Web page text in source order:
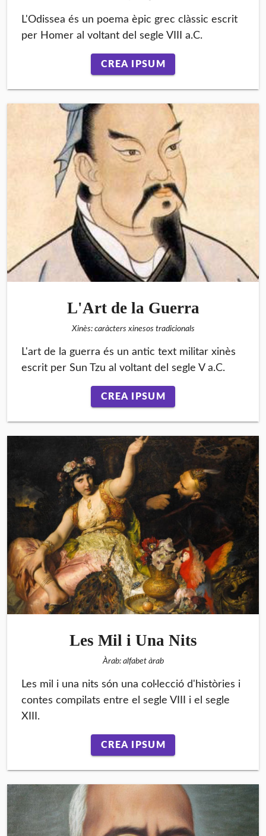
L'Odissea és un poema èpic grec clàssic escrit
per Homer al voltant del segle VIII a.C.
CREA IPSUM
L'Art de la Guerra
Xinès: caràcters xinesos tradicionals
L'art de la guerra és un antic text militar xinès
escrit per Sun Tzu al voltant del segle V a.C.
CREA IPSUM
Les Mil i Una Nits
Àrab: alfabet àrab
Les mil i una nits són una col·lecció d'històries i
contes compilats entre el segle VIII i el segle
XIII.
CREA IPSUM